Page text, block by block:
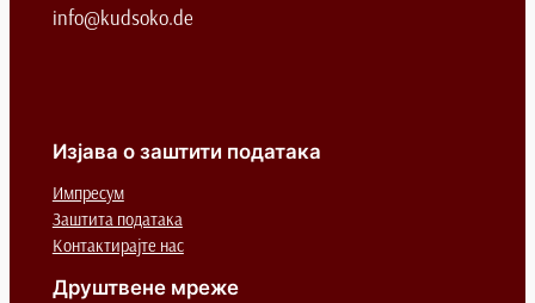
info@kudsoko.de
Изјава о заштити података
Импресум
Заштита података
Контактирајте нас
Друштвене мреже